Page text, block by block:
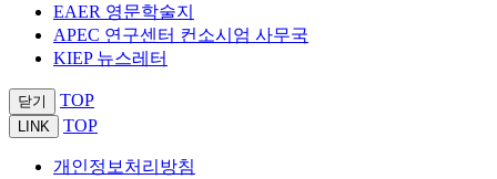
EAER 영문학술지
APEC 연구센터 컨소시엄 사무국
KIEP 뉴스레터
닫기 TOP
LINK TOP
개인정보처리방침